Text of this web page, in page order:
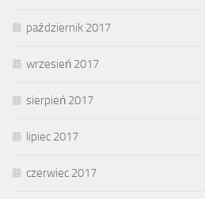
październik 2017
wrzesień 2017
sierpień 2017
lipiec 2017
czerwiec 2017